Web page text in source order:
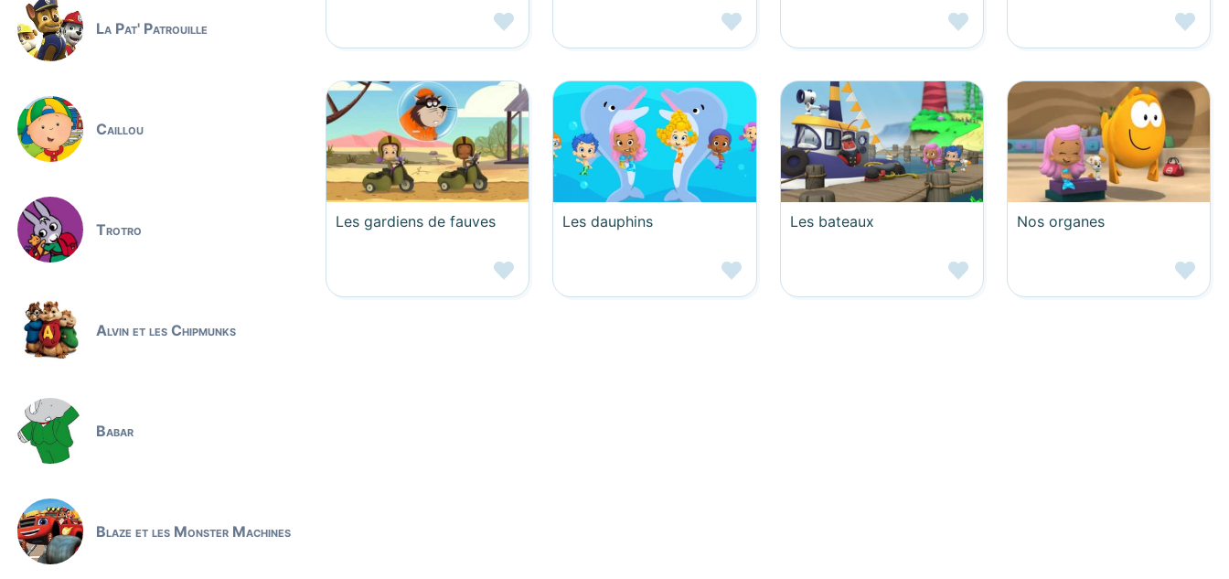
La Pat' Patrouille
Caillou
Trotro
Alvin et les Chipmunks
Babar
Blaze et les Monster Machines
Les gardiens de fauves Les dauphins Les bateaux Nos organes